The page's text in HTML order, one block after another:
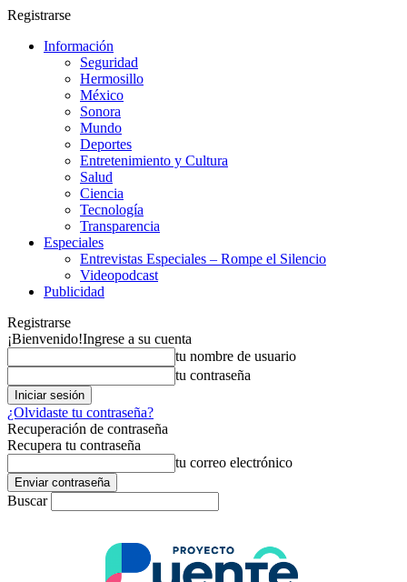
Registrarse
Información
Seguridad
Hermosillo
México
Sonora
Mundo
Deportes
Entretenimiento y Cultura
Salud
Ciencia
Tecnología
Transparencia
Especiales
Entrevistas Especiales – Rompe el Silencio
Videopodcast
Publicidad
Registrarse
¡Bienvenido!Ingrese a su cuenta
tu nombre de usuario
tu contraseña
¿Olvidaste tu contraseña?
Recuperación de contraseña
Recupera tu contraseña
tu correo electrónico
Buscar